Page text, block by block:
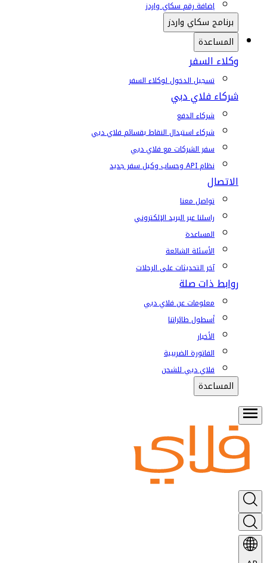
إضافة رقم سكاي واردز
برنامج سكاي واردز
المساعدة
وكلاء السفر
تسجيل الدخول لوكلاء السفر
شركاء فلاي دبي
شركاء الدفع
شركاء استبدال النقاط بقسائم فلاي دبي
سفر الشركات مع فلاي دبي
نظام API وحساب وكيل سفر جديد
الاتصال
تواصل معنا
راسلنا عبر البريد الإلكتروني
المساعدة
الأسئلة الشائعة
آخر التحديثات على الرحلات
روابط ذات صلة
معلومات عن فلاي دبي
أسطول طائراتنا
الأخبار
الفاتورة الضريبية
فلاي دبي للشحن
المساعدة